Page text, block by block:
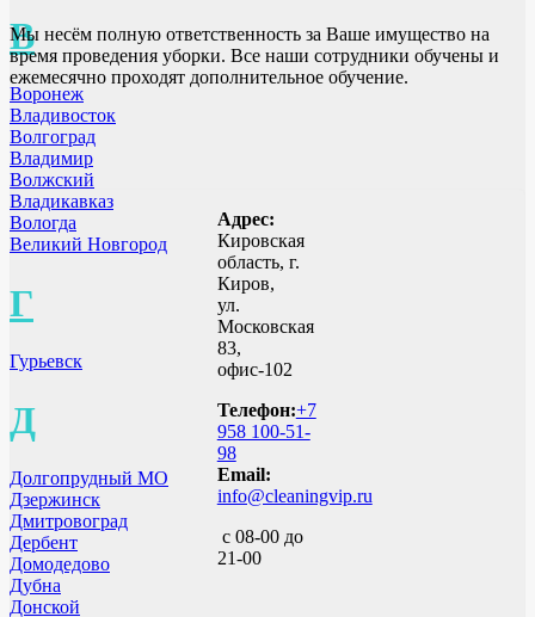
В
Воронеж
Владивосток
Волгоград
Владимир
Волжский
Владикавказ
Вологда
Великий Новгород
Г
Гурьевск
Д
Долгопрудный МО
Дзержинск
Дмитровоград
Дербент
Домодедово
Дубна
Донской
Мы несём полную ответственность за Ваше имущество на
время проведения уборки. Все наши сотрудники обучены и
ежемесячно проходят дополнительное обучение.
Адрес:
Кировская
область, г.
Киров,
ул.
Московская
83,
офис-102
Телефон:+7
958 100-51-
98
Email:
info@cleaningvip.ru
с 08-00 до
21-00